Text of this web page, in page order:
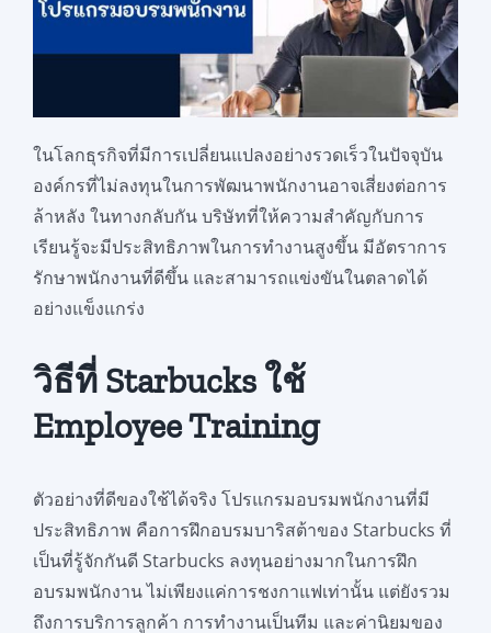
ในโลกธุรกิจที่มีการเปลี่ยนแปลงอย่างรวดเร็วในปัจจุบัน
องค์กรที่ไม่ลงทุนในการพัฒนาพนักงานอาจเสี่ยงต่อการ
ล้าหลัง ในทางกลับกัน บริษัทที่ให้ความสำคัญกับการ
เรียนรู้จะมีประสิทธิภาพในการทำงานสูงขึ้น มีอัตราการ
รักษาพนักงานที่ดีขึ้น และสามารถแข่งขันในตลาดได้
อย่างแข็งแกร่ง
วิธีที่ Starbucks ใช้
Employee Training
ตัวอย่างที่ดีของใช้ได้จริง โปรแกรมอบรมพนักงานที่มี
ประสิทธิภาพ คือการฝึกอบรมบาริสต้าของ Starbucks ที่
เป็นที่รู้จักกันดี Starbucks ลงทุนอย่างมากในการฝึก
อบรมพนักงาน ไม่เพียงแค่การชงกาแฟเท่านั้น แต่ยังรวม
ถึงการบริการลูกค้า การทำงานเป็นทีม และค่านิยมของ